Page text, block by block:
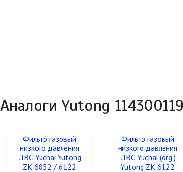
Аналоги Yutong 114300119
Фильтр газовый
низкого давления
ДВС Yuchai Yutong
ZK 6852 / 6122
Фильтр газовый
низкого давления
ДВС Yuchai (org.)
Yutong ZK 6122